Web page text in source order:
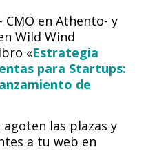
CMO en Athento- y
Wild Wind
«Estrategia
para Startups:
de
las plazas y
a tu web en